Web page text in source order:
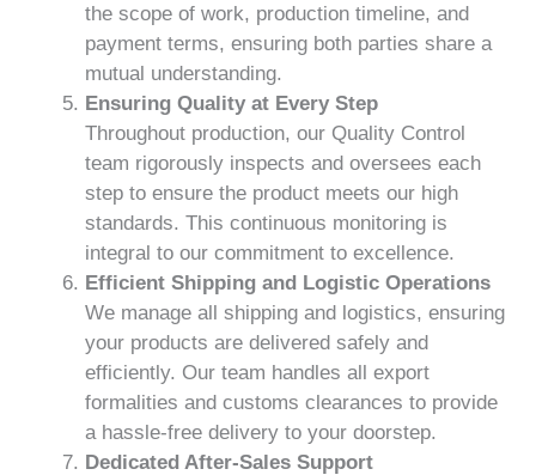
the scope of work, production timeline, and
payment terms, ensuring both parties share a
mutual understanding.
Ensuring Quality at Every Step
Throughout production, our Quality Control
team rigorously inspects and oversees each
step to ensure the product meets our high
standards. This continuous monitoring is
integral to our commitment to excellence.
Efficient Shipping and Logistic Operations
We manage all shipping and logistics, ensuring
your products are delivered safely and
efficiently. Our team handles all export
formalities and customs clearances to provide
a hassle-free delivery to your doorstep.
Dedicated After-Sales Support